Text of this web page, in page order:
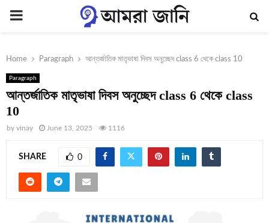
PRIMARY
Home Paragraph আন্তর্জাতিক মাতৃভাষা দিবস অনুচ্ছেদ class 6 থেকে class 10
Paragraph
আন্তর্জাতিক মাতৃভাষা দিবস অনুচ্ছেদ class 6 থেকে class
10
by vinay June 13, 2025 1116
SHARE 0